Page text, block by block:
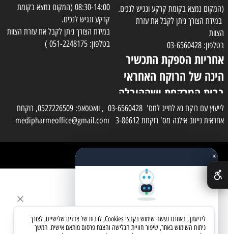
(המקום נמצא בקומת קרקע ונגיש לנכים.
במידת הצורך ניתן לקבל את עזרת
הצוות
בטלפון: 03-6560428
אחריות הספקת התכשיר
הינה של הרוקח האחראי
בבית המרקחת ושההובלה
בפועל תעשה בעזרת
השליח
08:30-14:00 (המקום נמצא בקומת
קרקע ונגיש לנכים.
במידת הצורך ניתן לקבל את עזרת הצוות
בטלפון: 051-2248175 )
לייעוץ עם רוקח נא לחייג למס' 03-6560428 , וואטסאפ: 0527226509, רוקחת
אחראית נייזוב אילנה מס' רוקחת 3-86612 medipharmeoffice@gmail.com
✕×
שאלו את העוזר החכם
מחפשים מוצר? אני כאן כדי לעזור
לידיעתך, באתרנו נעשה שימוש בקבצי Cookies, לרבות של צדדים שלישיים, לצורך
ניתוח השימוש באתר, שיפור חוויית הגלישה והצגת פרסום מותאם אישית. המשך